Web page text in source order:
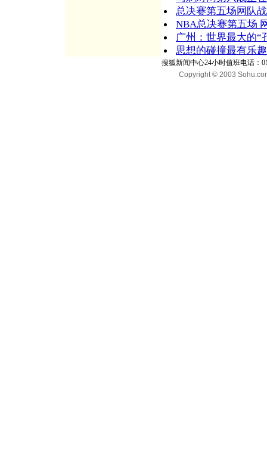
总决赛第五场网队
NBA总决赛第五场
广州：世界最大的“
思想的碰撞最有乐
搜狐新闻中心24小时值班电话：
Copyright © 2003